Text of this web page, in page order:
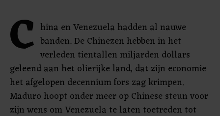
C hina en Venezuela hadden al nauwe
banden. De Chinezen hebben in het
verleden tientallen miljarden dollars
geleend aan het olierijke land, dat zijn economie
het afgelopen decennium fors zag krimpen.
Maduro hoopt onder meer op Chinese steun voor
zijn wens om Venezuela te laten toetreden tot